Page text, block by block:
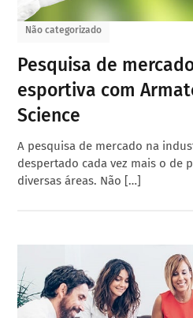
Não categorizado
Pesquisa de
esportiva com
Science
A pesquisa de mercado na
despertado cada vez mais o de
diversas áreas. Não […]